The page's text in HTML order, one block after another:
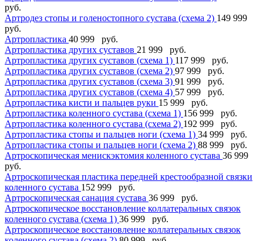
руб.
Артродез стопы и голеностопного сустава (схема 2) 149 999
руб.
Артропластика 40 999 руб.
Артропластика других суставов 21 999 руб.
Артропластика других суставов (схема 1) 117 999 руб.
Артропластика других суставов (схема 2) 97 999 руб.
Артропластика других суставов (схема 3) 91 999 руб.
Артропластика других суставов (схема 4) 57 999 руб.
Артропластика кисти и пальцев руки 15 999 руб.
Артропластика коленного сустава (схема 1) 156 999 руб.
Артропластика коленного сустава (схема 2) 192 999 руб.
Артропластика стопы и пальцев ноги (схема 1) 34 999 руб.
Артропластика стопы и пальцев ноги (схема 2) 88 999 руб.
Артроскопическая менискэктомия коленного сустава 36 999
руб.
Артроскопическая пластика передней крестообразной связки
коленного сустава 152 999 руб.
Артроскопическая санация сустава 36 999 руб.
Артроскопическое восстановление коллатеральных связок
коленного сустава (схема 1) 36 999 руб.
Артроскопическое восстановление коллатеральных связок